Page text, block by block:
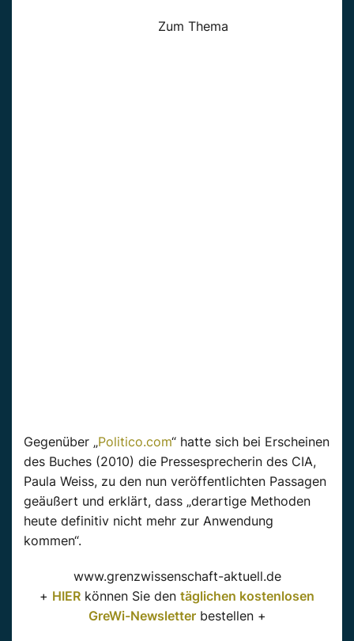
Zum Thema
Gegenüber „Politico.com“ hatte sich bei Erscheinen
des Buches (2010) die Pressesprecherin des CIA,
Paula Weiss, zu den nun veröffentlichten Passagen
geäußert und erklärt, dass „derartige Methoden
heute definitiv nicht mehr zur Anwendung
kommen“.
www.grenzwissenschaft-aktuell.de
+ HIER können Sie den täglichen kostenlosen
GreWi-Newsletterbestellen +